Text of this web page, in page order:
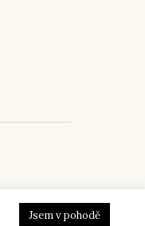
Jsem v pohodě